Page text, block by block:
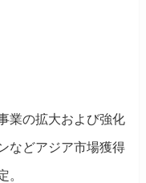
業の拡大および強化
などアジア市場獲得
。